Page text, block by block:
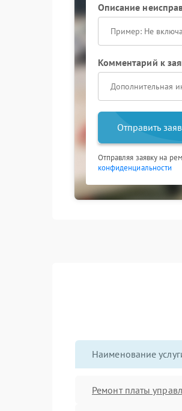
Описание
Комментарий к
Отправить
Отправляя заявку на
конфиденциальности
Наименование
Ремонт платы